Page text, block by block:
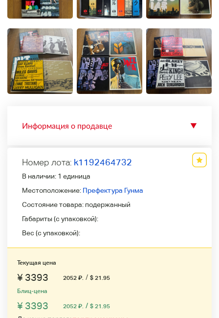
Информация о продавце ▼
Номер лота: k1192464732
В наличии: 1 единица
Местоположение: Префектура Гунма
Состояние товара: подержанный
Габариты (с упаковкой):
Вес (с упаковкой):
Текущая цена
¥ 3393 2052 ₽ / $ 21.95
Блиц-цена
¥ 3393 2052 ₽ / $ 21.95